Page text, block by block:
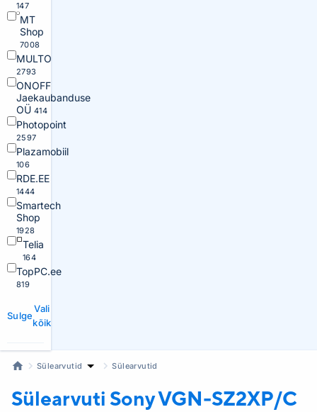
147
MT
Shop
7008
MULTO
2793
ONOFF
Jaekaubanduse
OÜ 414
Photopoint
2597
Plazamobiil
106
RDE.EE
1444
Smartech
Shop
1928
Telia
164
TopPC.ee
819
Sulge
Vali
kõik
Sülearvutid Sülearvutid
Sülearvuti SonyVGN-SZ2XP/C